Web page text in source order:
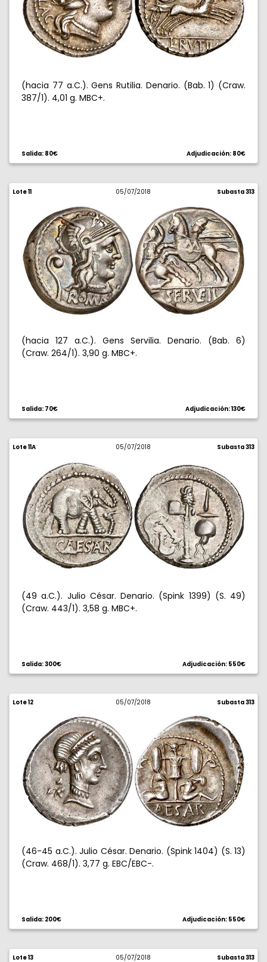
(hacia 77 a.C.). Gens Rutilia. Denario. (Bab. 1) (Craw.
387/1). 4,01 g. MBC+.
Salida: 80€ Adjudicación: 80€
Lote 11 05/07/2018 Subasta 313
(hacia 127 a.C.). Gens Servilia. Denario. (Bab. 6)
(Craw. 264/1). 3,90 g. MBC+.
Salida: 70€ Adjudicación: 130€
Lote 11A 05/07/2018 Subasta 313
(49 a.C.). Julio César. Denario. (Spink 1399) (S. 49)
(Craw. 443/1). 3,58 g. MBC+.
Salida: 300€ Adjudicación: 550€
Lote 12 05/07/2018 Subasta 313
(46-45 a.C.). Julio César. Denario. (Spink 1404) (S. 13)
(Craw. 468/1). 3,77 g. EBC/EBC-.
Salida: 200€ Adjudicación: 550€
Lote 13 05/07/2018 Subasta 313